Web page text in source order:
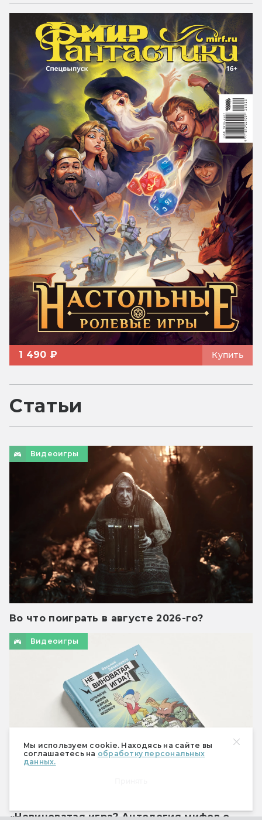
Мы используем cookie. Находясь на сайте вы
соглашаетесь на обработку персональных
данных.
1 490 ₽ Купить
Статьи
Видеоигры
Во что поиграть в августе 2026-го?
Видеоигры
«Невиноватая игра? Антология мифов о